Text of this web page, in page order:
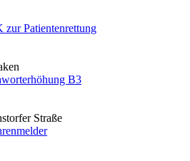
Patientenrettung
B3
Straße